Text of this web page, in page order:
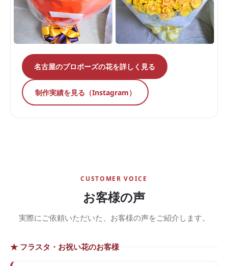
名古屋のプロポーズの花を詳しく見る
制作実績を見る（Instagram）
CUSTOMER VOICE
お客様の声
実際にご依頼いただいた、お客様の声をご紹介します。
★ フラスタ・お祝い花のお客様